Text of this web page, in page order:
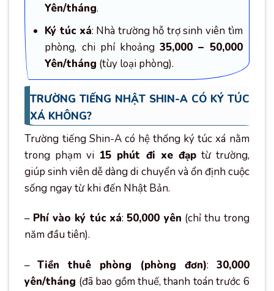
Yên/tháng.
Ký túc xá: Nhà trường hỗ trợ sinh viên tìm
phòng, chi phí khoảng35,000 – 50,000
Yên/tháng (tùy loại phòng).
TRƯỜNG TIẾNG NHẬT SHIN-A CÓ KÝ TÚC
XÁ KHÔNG?
Trường tiếng Shin-A có hệ thống ký túc xá nằm
trong phạm vi 15 phút đi xe đạptừ trường,
giúp sinh viên dễ dàng di chuyển và ổn định cuộc
sống ngay từ khi đến Nhật Bản.
– Phí vào ký túc xá: 50,000 yên (chỉ thu trong
năm đầu tiên).
–Tiền thuê phòng (phòng đơn): 30,000
yên/tháng (đã bao gồm thuế, thanh toán trước 6